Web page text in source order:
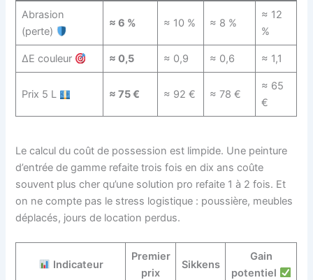
Abrasion
(perte)
≈ 6 % ≈ 10 % ≈ 8 %
≈ 12
%
ΔE couleur ≈ 0,5 ≈ 0,9 ≈ 0,6 ≈ 1,1
Prix 5 L ≈ 75 € ≈ 92 € ≈ 78 €
≈ 65
€
Le calcul du coût de possession est limpide. Une peinture
d’entrée de gamme refaite trois fois en dix ans coûte
souvent plus cher qu’une solution pro refaite 1 à 2 fois. Et
on ne compte pas le stress logistique : poussière, meubles
déplacés, jours de location perdus.
Indicateur
Premier
prix
Sikkens
Gain
potentiel